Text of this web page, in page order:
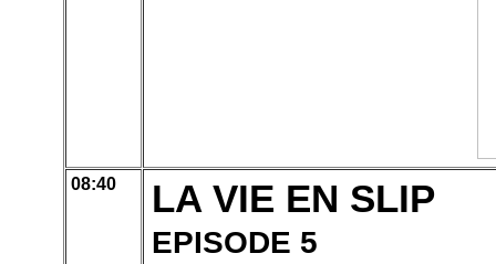
08:40 LA VIE EN SLIP
EPISODE 5